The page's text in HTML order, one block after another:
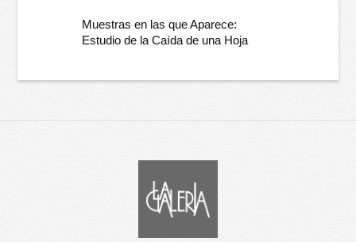
Muestras en las que Aparece:
Estudio de la Caída de una Hoja